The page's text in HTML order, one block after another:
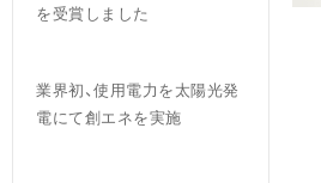
を受賞しました
業界初、使用電力を太陽光発
電にて創エネを実施